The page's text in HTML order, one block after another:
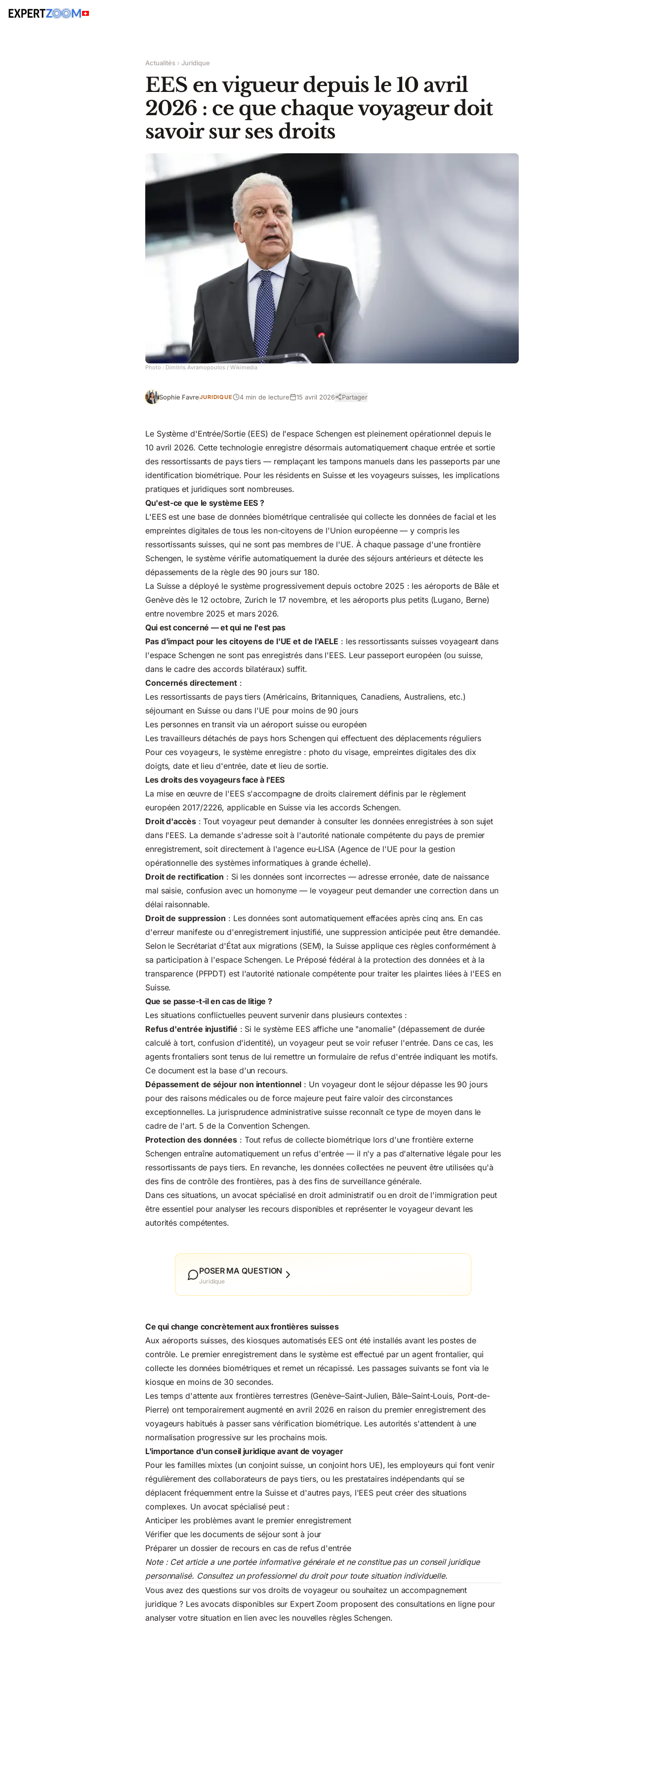
Actualités Juridique
EES en vigueur depuis le 10 avril
2026 : ce que chaque voyageur doit
savoir sur ses droits
Photo : Dimitris Avramopoulos / Wikimedia
Sophie FavreJURIDIQUE 4 min de lecture 15 avril 2026 Partager
Le Système d'Entrée/Sortie (EES) de l'espace Schengen est pleinement opérationnel depuis le
10 avril 2026. Cette technologie enregistre désormais automatiquement chaque entrée et sortie
des ressortissants de pays tiers — remplaçant les tampons manuels dans les passeports par une
identification biométrique. Pour les résidents en Suisse et les voyageurs suisses, les implications
pratiques et juridiques sont nombreuses.
Qu'est-ce que le système EES ?
L'EES est une base de données biométrique centralisée qui collecte les données de facial et les
empreintes digitales de tous les non-citoyens de l'Union européenne — y compris les
ressortissants suisses, qui ne sont pas membres de l'UE. À chaque passage d'une frontière
Schengen, le système vérifie automatiquement la durée des séjours antérieurs et détecte les
dépassements de la règle des 90 jours sur 180.
La Suisse a déployé le système progressivement depuis octobre 2025 : les aéroports de Bâle et
Genève dès le 12 octobre, Zurich le 17 novembre, et les aéroports plus petits (Lugano, Berne)
entre novembre 2025 et mars 2026.
Qui est concerné — et qui ne l'est pas
Pas d'impact pour les citoyens de l'UE et de l'AELE : les ressortissants suisses voyageant dans
l'espace Schengen ne sont pas enregistrés dans l'EES. Leur passeport européen (ou suisse,
dans le cadre des accords bilatéraux) suffit.
Concernés directement:
Les ressortissants de pays tiers (Américains, Britanniques, Canadiens, Australiens, etc.)
séjournant en Suisse ou dans l'UE pour moins de 90 jours
Les personnes en transit via un aéroport suisse ou européen
Les travailleurs détachés de pays hors Schengen qui effectuent des déplacements réguliers
Pour ces voyageurs, le système enregistre : photo du visage, empreintes digitales des dix
doigts, date et lieu d'entrée, date et lieu de sortie.
Les droits des voyageurs face à l'EES
La mise en œuvre de l'EES s'accompagne de droits clairement définis par le règlement
européen 2017/2226, applicable en Suisse via les accords Schengen.
Droit d'accès: Tout voyageur peut demander à consulter les données enregistrées à son sujet
dans l'EES. La demande s'adresse soit à l'autorité nationale compétente du pays de premier
enregistrement, soit directement à l'agence eu-LISA (Agence de l'UE pour la gestion
opérationnelle des systèmes informatiques à grande échelle).
Droit de rectification : Si les données sont incorrectes — adresse erronée, date de naissance
mal saisie, confusion avec un homonyme — le voyageur peut demander une correction dans un
délai raisonnable.
Droit de suppression : Les données sont automatiquement effacées après cinq ans. En cas
d'erreur manifeste ou d'enregistrement injustifié, une suppression anticipée peut être demandée.
Selon le Secrétariat d'État aux migrations (SEM), la Suisse applique ces règles conformément à
sa participation à l'espace Schengen. Le Préposé fédéral à la protection des données et à la
transparence (PFPDT) est l'autorité nationale compétente pour traiter les plaintes liées à l'EES en
Suisse.
Que se passe-t-il en cas de litige ?
Les situations conflictuelles peuvent survenir dans plusieurs contextes :
Refus d'entrée injustifié : Si le système EES affiche une "anomalie" (dépassement de durée
calculé à tort, confusion d'identité), un voyageur peut se voir refuser l'entrée. Dans ce cas, les
agents frontaliers sont tenus de lui remettre un formulaire de refus d'entrée indiquant les motifs.
Ce document est la base d'un recours.
Dépassement de séjour non intentionnel : Un voyageur dont le séjour dépasse les 90 jours
pour des raisons médicales ou de force majeure peut faire valoir des circonstances
exceptionnelles. La jurisprudence administrative suisse reconnaît ce type de moyen dans le
cadre de l'art. 5 de la Convention Schengen.
Protection des données: Tout refus de collecte biométrique lors d'une frontière externe
Schengen entraîne automatiquement un refus d'entrée — il n'y a pas d'alternative légale pour les
ressortissants de pays tiers. En revanche, les données collectées ne peuvent être utilisées qu'à
des fins de contrôle des frontières, pas à des fins de surveillance générale.
Dans ces situations, un avocat spécialisé en droit administratif ou en droit de l'immigration peut
être essentiel pour analyser les recours disponibles et représenter le voyageur devant les
autorités compétentes.
POSER MA QUESTION
Juridique
Ce qui change concrètement aux frontières suisses
Aux aéroports suisses, des kiosques automatisés EES ont été installés avant les postes de
contrôle. Le premier enregistrement dans le système est effectué par un agent frontalier, qui
collecte les données biométriques et remet un récapissé. Les passages suivants se font via le
kiosque en moins de 30 secondes.
Les temps d'attente aux frontières terrestres (Genève–Saint-Julien, Bâle–Saint-Louis, Pont-de-
Pierre) ont temporairement augmenté en avril 2026 en raison du premier enregistrement des
voyageurs habitués à passer sans vérification biométrique. Les autorités s'attendent à une
normalisation progressive sur les prochains mois.
L'importance d'un conseil juridique avant de voyager
Pour les familles mixtes (un conjoint suisse, un conjoint hors UE), les employeurs qui font venir
régulièrement des collaborateurs de pays tiers, ou les prestataires indépendants qui se
déplacent fréquemment entre la Suisse et d'autres pays, l'EES peut créer des situations
complexes. Un avocat spécialisé peut :
Anticiper les problèmes avant le premier enregistrement
Vérifier que les documents de séjour sont à jour
Préparer un dossier de recours en cas de refus d'entrée
Note : Cet article a une portée informative générale et ne constitue pas un conseil juridique
personnalisé. Consultez un professionnel du droit pour toute situation individuelle.
Vous avez des questions sur vos droits de voyageur ou souhaitez un accompagnement
juridique ? Les avocats disponibles sur Expert Zoom proposent des consultations en ligne pour
analyser votre situation en lien avec les nouvelles règles Schengen.